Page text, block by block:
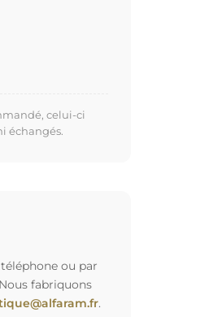
celui-ci
échangés.
ou par
fabriquons
.